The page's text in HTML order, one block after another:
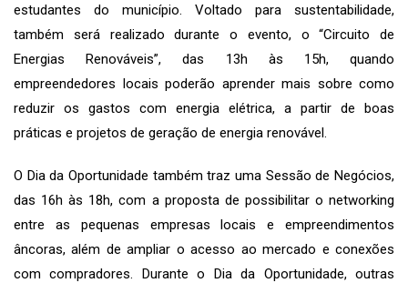
estudantes do município. Voltado para sustentabilidade,
também será realizado durante o evento, o “Circuito de
Energias Renováveis”, das 13h às 15h, quando
empreendedores locais poderão aprender mais sobre como
reduzir os gastos com energia elétrica, a partir de boas
práticas e projetos de geração de energia renovável.
O Dia da Oportunidade também traz uma Sessão de Negócios,
das 16h às 18h, com a proposta de possibilitar o networking
entre as pequenas empresas locais e empreendimentos
âncoras, além de ampliar o acesso ao mercado e conexões
com compradores. Durante o Dia da Oportunidade, outras